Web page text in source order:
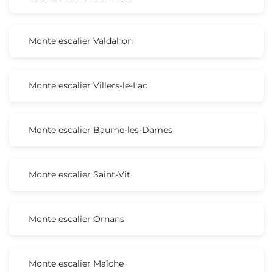
Monte escalier Valdahon
Monte escalier Villers-le-Lac
Monte escalier Baume-les-Dames
Monte escalier Saint-Vit
Monte escalier Ornans
Monte escalier Maîche